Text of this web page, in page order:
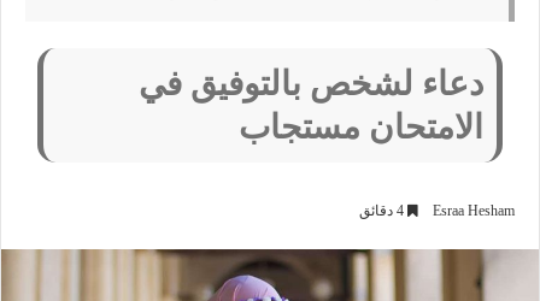
دعاء لشخص بالتوفيق في
الامتحان مستجاب
Esraa Hesham